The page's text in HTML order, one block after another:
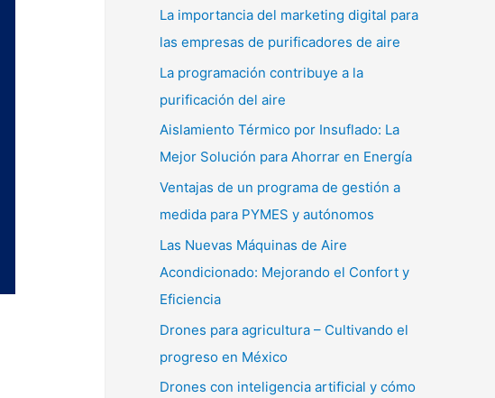
La importancia del marketing digital para
las empresas de purificadores de aire
La programación contribuye a la
purificación del aire
Aislamiento Térmico por Insuflado: La
Mejor Solución para Ahorrar en Energía
Ventajas de un programa de gestión a
medida para PYMES y autónomos
Las Nuevas Máquinas de Aire
Acondicionado: Mejorando el Confort y
Eficiencia
Drones para agricultura – Cultivando el
progreso en México
Drones con inteligencia artificial y cómo